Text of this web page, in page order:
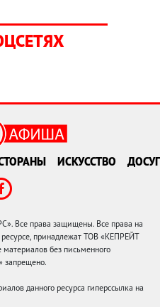
ИСКУССТВО ДОСУГ
Все права защищены. Все права на
принадлежат ТОВ «КЕПРЕЙТ
без письменного
данного ресурса гиперссылка на